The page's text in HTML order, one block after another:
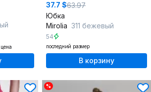
37.7 $63.97
Юбка
Mirolia 311 бежевый
54
последний размер
В корзину
%